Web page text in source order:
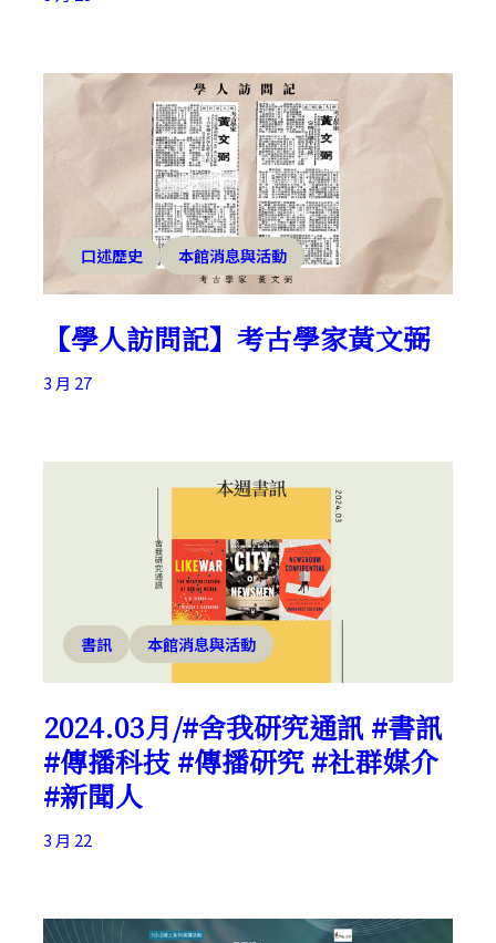
口述歷史 本館消息與活動
【學人訪問記】考古學家黃文弼
3 月 27
書訊 本館消息與活動
2024.03月/#舍我研究通訊 #書訊
#傳播科技 #傳播研究 #社群媒介
#新聞人
3 月 22